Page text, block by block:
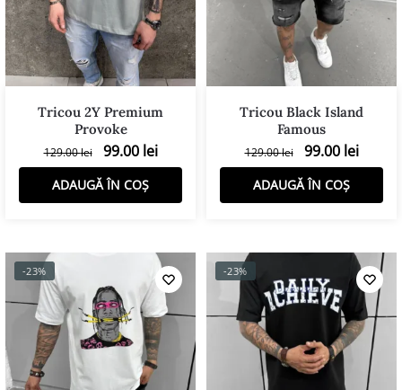
Tricou 2Y Premium
Provoke
129.00lei 99.00 lei
ADAUGĂ ÎN COȘ
Tricou Black Island
Famous
129.00lei 99.00 lei
ADAUGĂ ÎN COȘ
-23% -23%